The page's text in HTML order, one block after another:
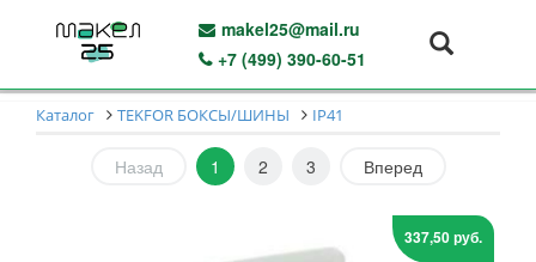
makel25@mail.ru
+7 (499) 390-60-51
Каталог TEKFOR БОКСЫ/ШИНЫ IP41
Назад 1 2 3 Вперед
337,50 руб.